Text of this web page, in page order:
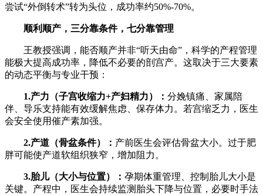
尝试“外倒转术”转为头位，成功率约50%-70%。
顺利顺产，三分靠条件，七分靠管理
王教授强调，能否顺产并非“听天由命”，科学的产程管理
能极大提高成功率，降低不必要的剖宫产。这取决于三大要素
的动态平衡与专业干预：
1.产力（子宫收缩力+产妇精力）： 分娩镇痛、家属陪
伴、导乐支持能有效缓解焦虑、保存体力。若宫缩乏力，医生
会安全使用催产素加强。
2.产道（骨盆条件）： 产前医生会评估骨盆大小。过于肥
胖可能使产道软组织狭窄，增加阻力。
3.胎儿（大小与位置）： 孕期体重管理、控制胎儿大小是
关键。产程中，医生会持续监测胎头下降与位置，必要时手法